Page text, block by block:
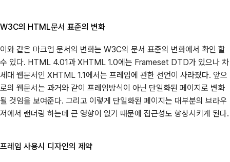
W3C의 HTML문서 표준의 변화
이와 같은 마크업 문서의 변화는 W3C의 문서 표준의 변화에서 확인 할
수 있다. HTML 4.01과 XHTML 1.0에는 Frameset DTD가 있으나 차
세대 웹문서인 XHTML 1.1에서는 프레임에 관한 선언이 사라졌다. 앞으
로의 웹문서는 과거와 같이 프레임방식이 아닌 단일화된 페이지로 변화
될 것임을 보여준다. 그리고 이렇게 단일화된 페이지는 대부분의 브라우
저에서 랜더링 하는데 큰 영향이 없기 때문에 접근성도 향상시키게 된다.
프레임 사용시 디자인의 제약